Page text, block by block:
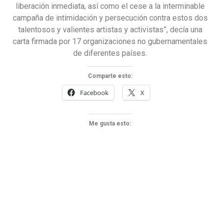
liberación inmediata, así como el cese a la interminable
campaña de intimidación y persecución contra estos dos
talentosos y valientes artistas y activistas”, decía una
carta firmada por 17 organizaciones no gubernamentales
de diferentes países.
Comparte esto:
Facebook X
Me gusta esto: